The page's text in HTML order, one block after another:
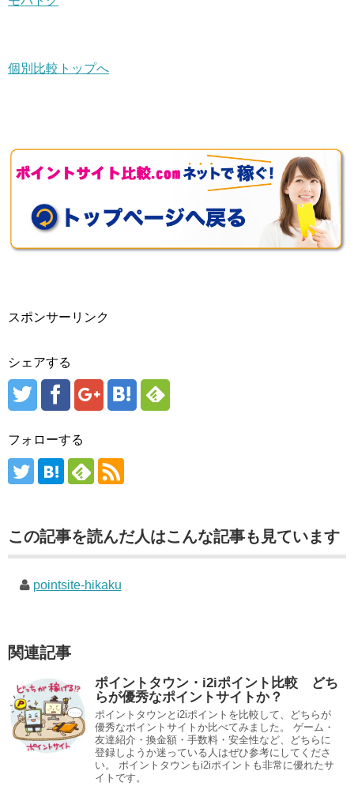
個別比較トップへ
スポンサーリンク
シェアする
フォローする
この記事を読んだ人はこんな記事も見ています
pointsite-hikaku
関連記事
ポイントタウン・i2iポイント比較 どち
らが優秀なポイントサイトか？
ポイントタウンとi2iポイントを比較して、どちらが
優秀なポイントサイトか比べてみました。 ゲーム・
友達紹介・換金額・手数料・安全性など、どちらに
登録しようか迷っている人はぜひ参考にしてくださ
い。 ポイントタウンもi2iポイントも非常に優れたサ
イトです。